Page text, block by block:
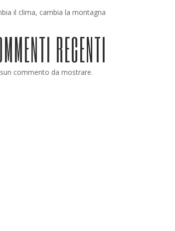
il clima, cambia la montagna
RECENTI
commento da mostrare.